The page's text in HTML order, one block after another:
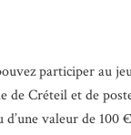
participer au
de Créteil et de
valeur de 100